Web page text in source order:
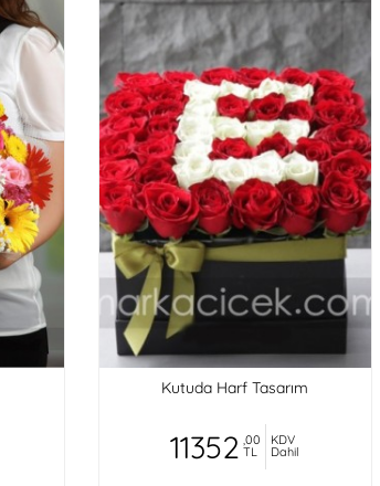
Kutuda Harf Tasarım
11352 ,00
TL
KDV
Dahil